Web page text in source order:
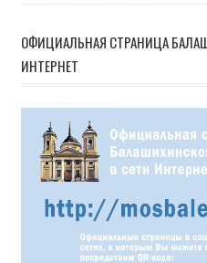
записям
ОФИЦИАЛЬНАЯ СТРАНИЦА
ИНТЕРНЕТ